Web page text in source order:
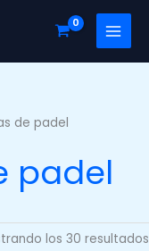
de padel
padel
los 30 resultados